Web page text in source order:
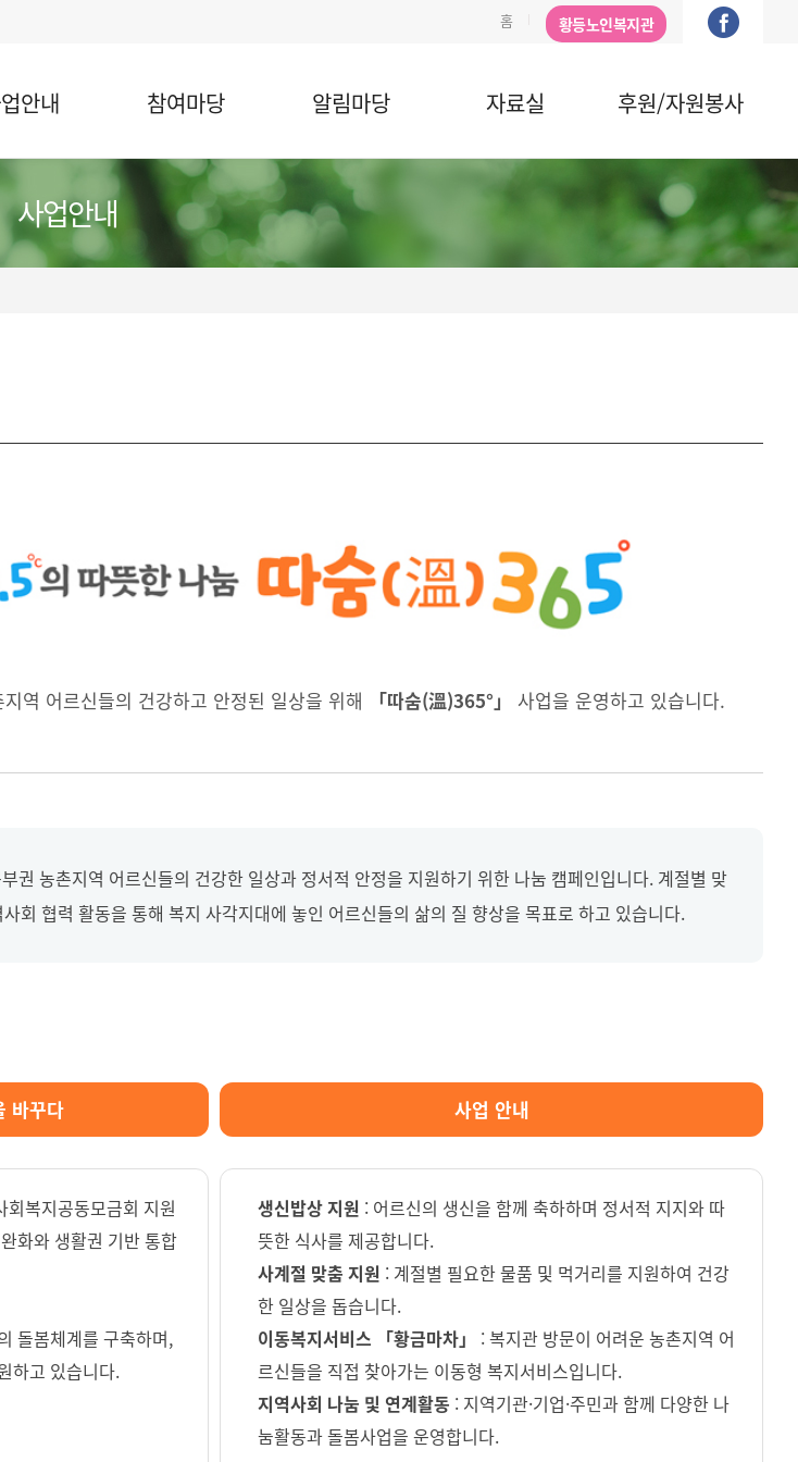
홈 황등노인복지관
안내 참여마당 알림마당 자료실 후원/자원봉사
사업안내
역 어르신들의 건강하고 안정된 일상을 위해 「따숨(溫)365°」 사업을 운영하고 있습니다.
권 농촌지역 어르신들의 건강한 일상과 정서적 안정을 지원하기 위한 나눔 캠페인입니다. 계절별 맞
회 협력 활동을 통해 복지 사각지대에 놓인 어르신들의 삶의 질 향상을 목표로 하고 있습니다.
바꾸다
회복지공동모금회 지원
화와 생활권 기반 통합
돌봄체계를 구축하며,
하고 있습니다.
사업 안내
생신밥상 지원 : 어르신의 생신을 함께 축하하며 정서적 지지와 따
뜻한 식사를 제공합니다.
사계절 맞춤 지원 : 계절별 필요한 물품 및 먹거리를 지원하여 건강
한 일상을 돕습니다.
이동복지서비스 「황금마차」 : 복지관 방문이 어려운 농촌지역 어
르신들을 직접 찾아가는 이동형 복지서비스입니다.
지역사회 나눔 및 연계활동 : 지역기관·기업·주민과 함께 다양한 나
눔활동과 돌봄사업을 운영합니다.